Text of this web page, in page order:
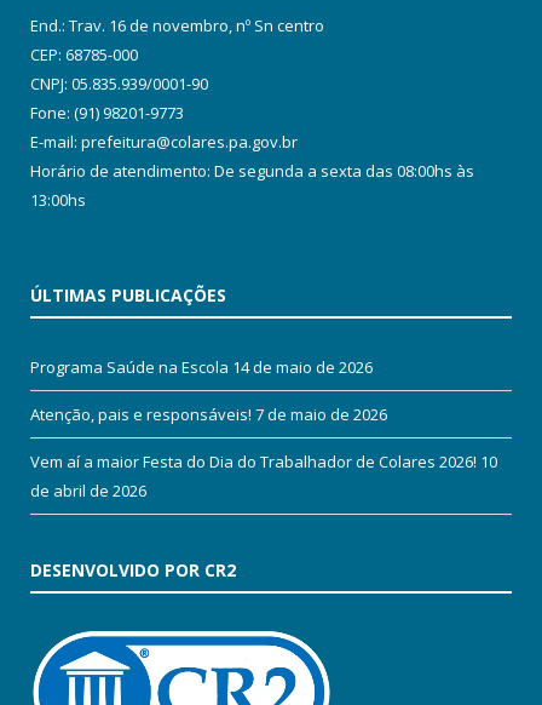
End.: Trav. 16 de novembro, nº Sn centro
CEP: 68785-000
CNPJ: 05.835.939/0001-90
Fone: (91) 98201-9773
E-mail: prefeitura@colares.pa.gov.br
Horário de atendimento: De segunda a sexta das 08:00hs às
13:00hs
ÚLTIMAS PUBLICAÇÕES
Programa Saúde na Escola 14 de maio de 2026
Atenção, pais e responsáveis! 7 de maio de 2026
Vem aí a maior Festa do Dia do Trabalhador de Colares 2026! 10
de abril de 2026
DESENVOLVIDO POR CR2